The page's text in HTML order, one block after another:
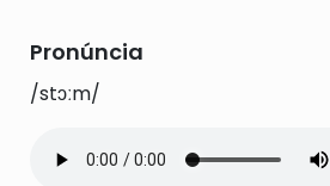
Pronúncia
/stɔːm/